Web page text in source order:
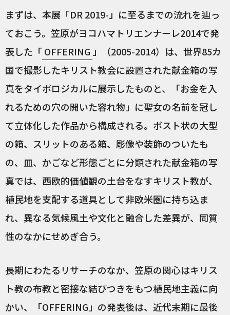
まずは、本展「DR 2019-」に至るまでの流れを辿っ
ておこう。笠原がヨコハマトリエンナーレ2014で発
表した「OFFERING 」（2005-2014）は、世界85カ
国で撮影したキリスト教会に設置された献金箱の写
真をタイポロジカルに展示したものと、「お金を入
れるための穴の開いた容れ物」に聖女の名前を冠し
て立体化した作品から構成される。ポスト状の大型
の箱、スリットのある箱、彫像や装飾のついたも
の、皿、かごなど形態ごとに分類された献金箱の写
真では、西欧的価値観の土台をなすキリスト教が、
植民地を支配する道具として非欧米圏に持ち込ま
れ、異なる気候風土や文化と融合した差異が、同質
性のなかにせめぎ合う。
長期にわたるリサーチのなか、笠原の関心はキリス
ト教の布教と密接な結びつきをもつ植民地主義に向
かい、「OFFERING」の発表後は、近代末期に最後